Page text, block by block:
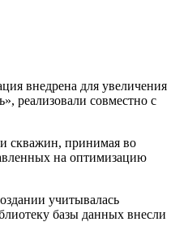
внедрена для увеличения
реализовали совместно с
скважин, принимая во
на оптимизацию
учитывалась
базы данных внесли